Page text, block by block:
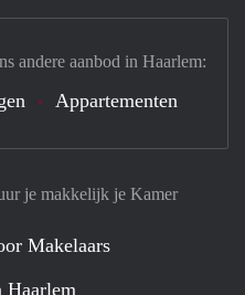
je makkelijk je Kamer
Makelaars
Haarlem
andere aanbod in Haarlem:
Appartementen